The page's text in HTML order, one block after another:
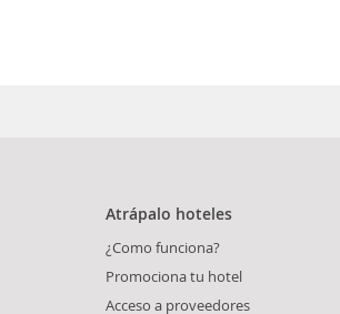
Atrápalo hoteles
¿Como funciona?
Promociona tu hotel
Acceso a proveedores